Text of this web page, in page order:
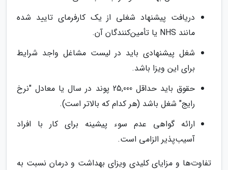
دریافت پیشنهاد شغلی از یک کارفرمای تایید شده
مانند NHS یا تأمین‌کنندگان آن.
شغل پیشنهادی باید در لیست مشاغل واجد شرایط
برای این ویزا باشد.
حقوق باید حداقل 25,000 پوند در سال یا معادل "نرخ
رایج" شغل باشد (هر کدام که بالاتر است).
ارائه گواهی عدم سوء پیشینه برای کار با افراد
آسیب‌پذیر الزامی است.
تفاوت‌ها و مزایای کلیدی ویزای بهداشت و درمان نسبت به